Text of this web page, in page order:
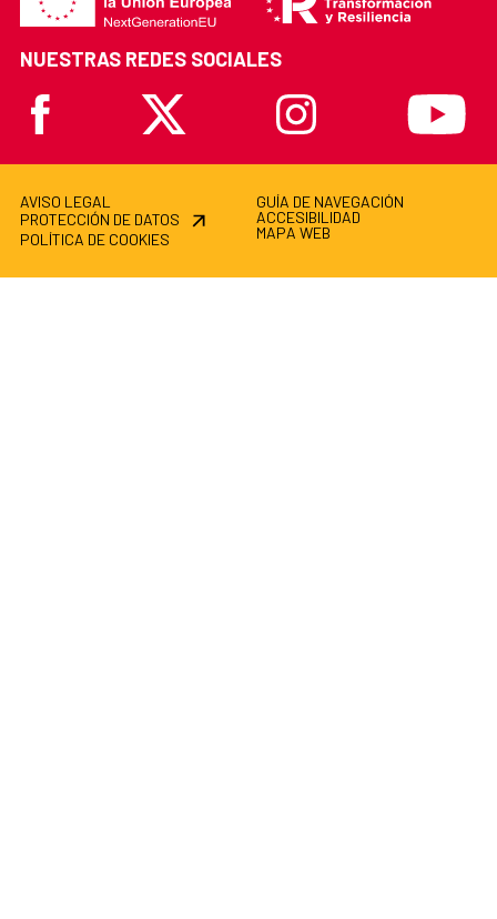
NUESTRAS REDES SOCIALES
Facebook
X Instagram Youtube
AVISO LEGAL
PROTECCIÓN DE DATOS
POLÍTICA DE COOKIES
GUÍA DE NAVEGACIÓN
ACCESIBILIDAD
MAPA WEB